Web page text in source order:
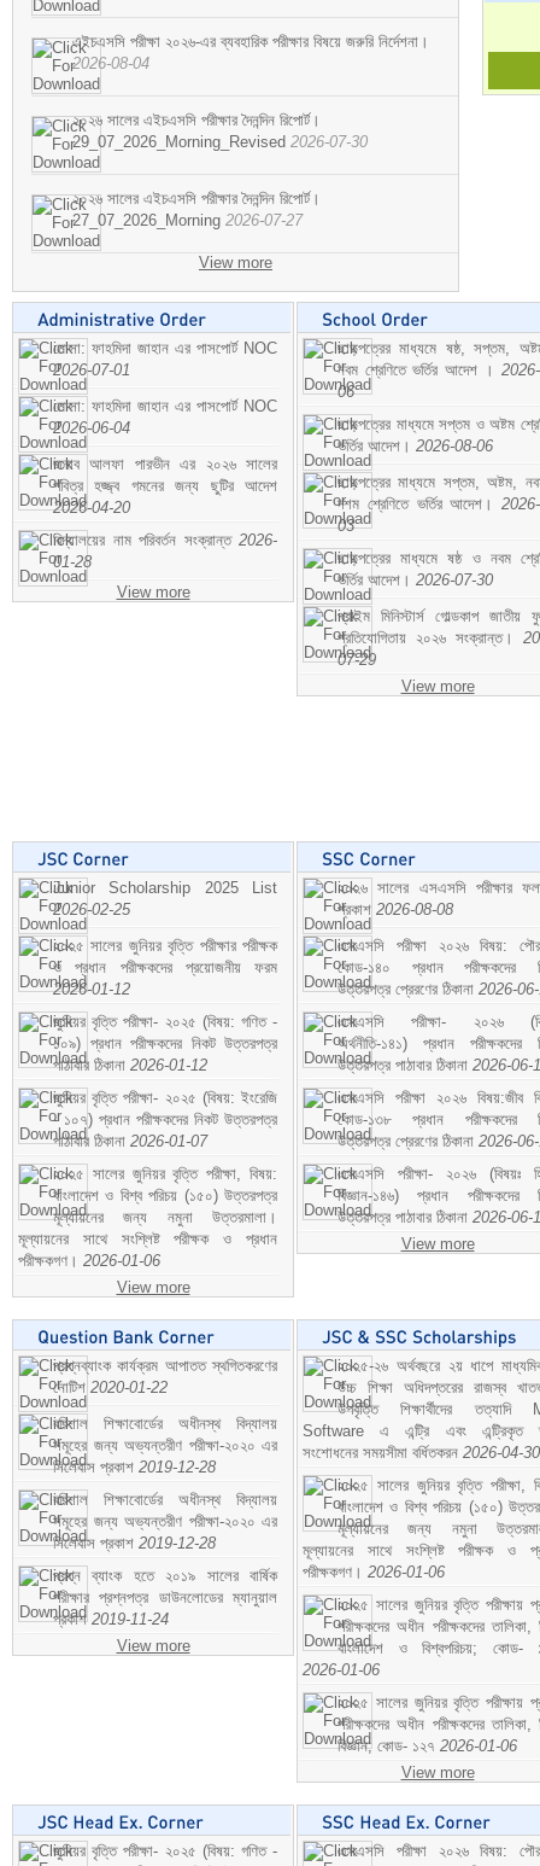
এইচএসসি পরীক্ষা ২০২৬-এর ব্যবহারিক পরীক্ষার বিষয়ে জরুরি নির্দেশনা।
2026-08-04
২০২৬ সালের এইচএসসি পরীক্ষার দৈনন্দিন রিপোর্ট।
29_07_2026_Morning_Revised 2026-07-30
২০২৬ সালের এইচএসসি পরীক্ষার দৈনন্দিন রিপোর্ট।
27_07_2026_Morning 2026-07-27
View more
মোসা: ফাহমিদা জাহান এর পাসপোর্ট NOC
2026-07-01
মোসা: ফাহমিদা জাহান এর পাসপোর্ট NOC
2026-06-04
জনাব আলফা পারভীন এর ২০২৬ সালের
পবিত্র হজ্জ্ব গমনের জন্য ছুটির আদেশ
2026-04-20
বিদ্যালয়ের নাম পরিবর্তন সংক্রান্ত 2026-
01-28
View more
ছাড়পত্রের মাধ্যমে ষষ্ঠ, সপ্তম,
নবম শ্রেণিতে ভর্তির আদেশ ।
06
ছাড়পত্রের মাধ্যমে সপ্তম ও অষ্টম
ভর্তির আদেশ। 2026-08-06
ছাড়পত্রের মাধ্যমে সপ্তম, অষ্টম,
দশম শ্রেণিতে ভর্তির আদেশ।
03
ছাড়পত্রের মাধ্যমে ষষ্ঠ ও নবম
ভর্তির আদেশ। 2026-07-30
প্রাইম মিনিস্টার্স গোল্ডকাপ জাতীয়
প্রতিযোগিতায় ২০২৬ সংক্রান্ত।
07-29
View more
Junior Scholarship 2025 List
2026-02-25
২০২৫ সালের জুনিয়র বৃত্তি পরীক্ষার পরীক্ষক
ও প্রধান পরীক্ষকদের প্রয়োজনীয় ফরম
2026-01-12
জুনিয়র বৃত্তি পরীক্ষা- ২০২৫ (বিষয়: গণিত -
১০৯) প্রধান পরীক্ষকদের নিকট উত্তরপত্র
পাঠাবার ঠিকানা 2026-01-12
জুনিয়র বৃত্তি পরীক্ষা- ২০২৫ (বিষয়: ইংরেজি
- ১০৭) প্রধান পরীক্ষকদের নিকট উত্তরপত্র
পাঠাবার ঠিকানা 2026-01-07
২০২৫ সালের জুনিয়র বৃত্তি পরীক্ষা, বিষয়:
বাংলাদেশ ও বিশ্ব পরিচয় (১৫০) উত্তরপত্র
মূল্যায়নের জন্য নমুনা উত্তরমালা।
মূল্যায়নের সাথে সংশ্লিষ্ট পরীক্ষক ও প্রধান
পরীক্ষকগণ। 2026-01-06
View more
২০২৬ সালের এসএসসি পরীক্ষার
প্রকাশ 2026-08-08
এসএসসি পরীক্ষা ২০২৬ বিষয়:
কোড-১৪০ প্রধান পরীক্ষকদের
উত্তরপত্র প্রেরণের ঠিকানা 2026-
এসএসসি পরীক্ষা- ২০২৬
অর্থনীতি-১৪১) প্রধান পরীক্ষকদের
উত্তরপত্র পাঠাবার ঠিকানা 2026-06-
এসএসসি পরীক্ষা ২০২৬ বিষয়:জীব
কোড-১৩৮ প্রধান পরীক্ষকদের
উত্তরপত্র প্রেরণের ঠিকানা 2026-
এসএসসি পরীক্ষা- ২০২৬ (বিষয়ঃ
বিজ্ঞান-১৪৬) প্রধান পরীক্ষকদের
উত্তরপত্র পাঠাবার ঠিকানা 2026-06-
View more
প্রশ্নব্যাংক কার্যক্রম আপাতত স্থগিতকরণের
নোটিশ 2020-01-22
বরিশাল শিক্ষাবোর্ডের অধীনস্থ বিদ্যালয়
সমূহের জন্য অভ্যন্তরীণ পরীক্ষা-২০২০ এর
সিলেবাস প্রকাশ 2019-12-28
বরিশাল শিক্ষাবোর্ডের অধীনস্থ বিদ্যালয়
সমূহের জন্য অভ্যন্তরীণ পরীক্ষা-২০২০ এর
সিলেবাস প্রকাশ 2019-12-28
প্রশ্ন ব্যাংক হতে ২০১৯ সালের বার্ষিক
পরীক্ষার প্রশ্নপত্র ডাউনলোডের ম্যানুয়াল
প্রকাশ 2019-11-24
View more
২০২৫-২৬ অর্থবছরে ২য় ধাপে
উচ্চ শিক্ষা অধিদপ্তরের রাজস্ব
উপবৃত্তি শিক্ষার্থীদের তত্যাদি
Software এ এন্ট্রি এবং এন্ট্রিকৃত
সংশোধনের সময়সীমা বর্ধিতকরন 2026-04-30
২০২৫ সালের জুনিয়র বৃত্তি পরীক্ষা,
বাংলাদেশ ও বিশ্ব পরিচয় (১৫০)
মূল্যায়নের জন্য নমুনা
মূল্যায়নের সাথে সংশ্লিষ্ট পরীক্ষক ও
পরীক্ষকগণ। 2026-01-06
২০২৫ সালের জুনিয়র বৃত্তি পরীক্ষায়
পরীক্ষকদের অধীন পরীক্ষকদের তালিকা,
বাংলাদেশ ও বিশ্বপরিচয়; কোড-
2026-01-06
২০২৫ সালের জুনিয়র বৃত্তি পরীক্ষায়
পরীক্ষকদের অধীন পরীক্ষকদের তালিকা,
বিজ্ঞান; কোড- ১২৭ 2026-01-06
View more
জুনিয়র বৃত্তি পরীক্ষা- ২০২৫ (বিষয়: গণিত -
এসএসসি পরীক্ষা ২০২৬ বিষয়: